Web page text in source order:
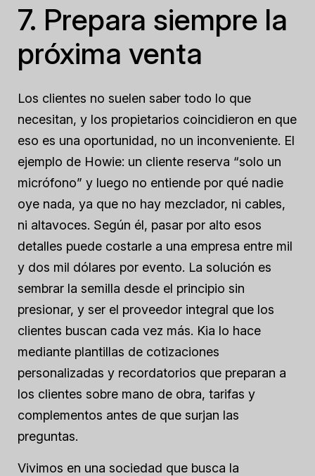
7. Prepara siempre la
próxima venta
Los clientes no suelen saber todo lo que
necesitan, y los propietarios coincidieron en que
eso es una oportunidad, no un inconveniente. El
ejemplo de Howie: un cliente reserva “solo un
micrófono” y luego no entiende por qué nadie
oye nada, ya que no hay mezclador, ni cables,
ni altavoces. Según él, pasar por alto esos
detalles puede costarle a una empresa entre mil
y dos mil dólares por evento. La solución es
sembrar la semilla desde el principio sin
presionar, y ser el proveedor integral que los
clientes buscan cada vez más. Kia lo hace
mediante plantillas de cotizaciones
personalizadas y recordatorios que preparan a
los clientes sobre mano de obra, tarifas y
complementos antes de que surjan las
preguntas.
Vivimos en una sociedad que busca la